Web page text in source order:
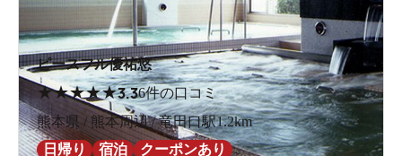
ピースフル優祐悠
★★★★★3.36件の口コミ
熊本県 / 熊本周辺 / 竜田口駅1.2km
日帰り
宿泊 クーポンあり